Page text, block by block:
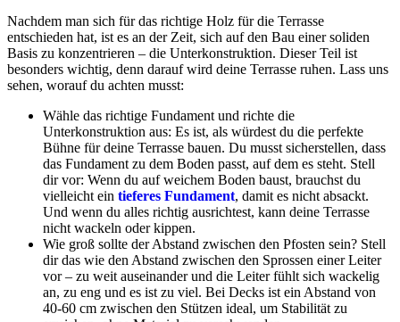
Nachdem man sich für das richtige Holz für die Terrasse
entschieden hat, ist es an der Zeit, sich auf den Bau einer soliden
Basis zu konzentrieren – die Unterkonstruktion. Dieser Teil ist
besonders wichtig, denn darauf wird deine Terrasse ruhen. Lass uns
sehen, worauf du achten musst:
Wähle das richtige Fundament und richte die
Unterkonstruktion aus: Es ist, als würdest du die perfekte
Bühne für deine Terrasse bauen. Du musst sicherstellen, dass
das Fundament zu dem Boden passt, auf dem es steht. Stell
dir vor: Wenn du auf weichem Boden baust, brauchst du
vielleicht ein tieferes Fundament, damit es nicht absackt.
Und wenn du alles richtig ausrichtest, kann deine Terrasse
nicht wackeln oder kippen.
Wie groß sollte der Abstand zwischen den Pfosten sein? Stell
dir das wie den Abstand zwischen den Sprossen einer Leiter
vor – zu weit auseinander und die Leiter fühlt sich wackelig
an, zu eng und es ist zu viel. Bei Decks ist ein Abstand von
40-60 cm zwischen den Stützen ideal, um Stabilität zu